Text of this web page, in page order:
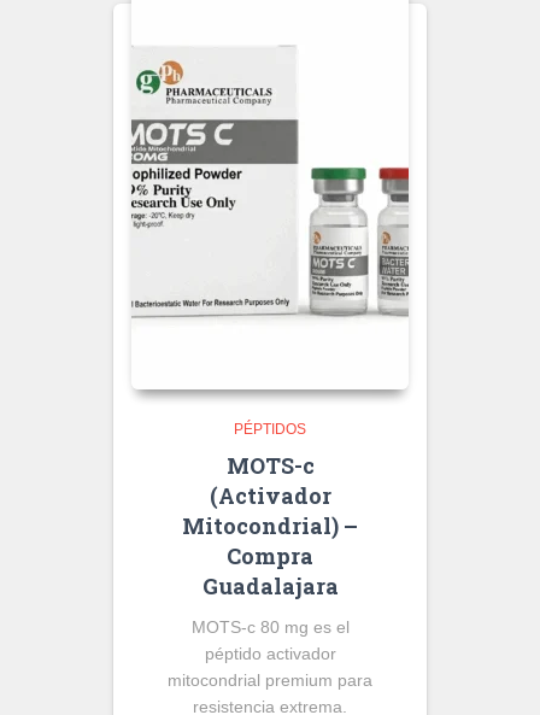
PÉPTIDOS
MOTS-c
(Activador
Mitocondrial) –
Compra
Guadalajara
MOTS-c 80 mg es el
péptido activador
mitocondrial premium para
resistencia extrema.